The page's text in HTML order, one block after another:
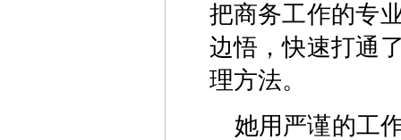
把商务工作的专
边悟，快速打通
理方法。
她用严谨的工